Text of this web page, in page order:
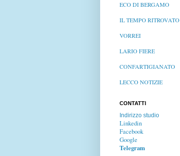
ECO DI BERGAMO
IL TEMPO RITROVATO
VORREI
LARIO FIERE
CONFARTIGIANATO
LECCO NOTIZIE
CONTATTI
Indirizzo studio
Linkedin
Facebook
Google
Telegram